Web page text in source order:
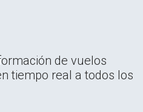
de vuelos
tiempo real a todos los